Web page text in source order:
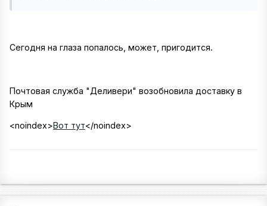
Сегодня на глаза попалось, может, пригодится.
Почтовая служба "Деливери" возобновила доставку в
Крым
<noindex>Вот тут</noindex>